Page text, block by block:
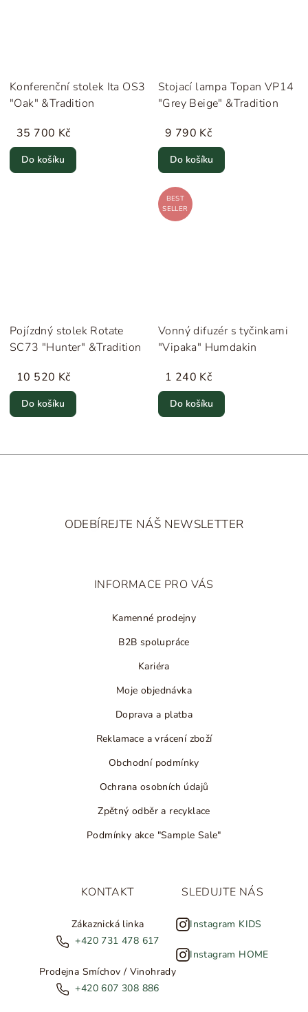
Konferenční stolek Ita OS3
"Oak" &Tradition
35 700 Kč
Do košíku
Stojací lampa Topan VP14
"Grey Beige" &Tradition
9 790 Kč
Do košíku
Pojízdný stolek Rotate
SC73 "Hunter" &Tradition
10 520 Kč
Do košíku
BEST
SELLER
Vonný difuzér s tyčinkami
"Vipaka" Humdakin
1 240 Kč
Do košíku
ODEBÍREJTE NÁŠ NEWSLETTER
INFORMACE PRO VÁS
Kamenné prodejny
B2B spolupráce
Kariéra
Moje objednávka
Doprava a platba
Reklamace a vrácení zboží
Obchodní podmínky
Ochrana osobních údajů
Zpětný odběr a recyklace
Podmínky akce "Sample Sale"
KONTAKT
Zákaznická linka
+420 731 478 617
Prodejna Smíchov / Vinohrady
+420 607 308 886
SLEDUJTE NÁS
Instagram KIDS
Instagram HOME